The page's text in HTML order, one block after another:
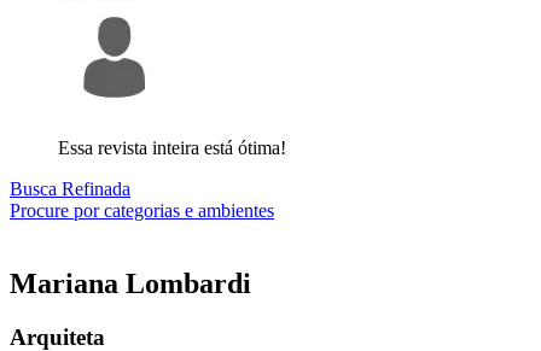
Essa revista inteira está ótima!
Busca Refinada
Procure por categorias e ambientes
Mariana Lombardi
Arquiteta